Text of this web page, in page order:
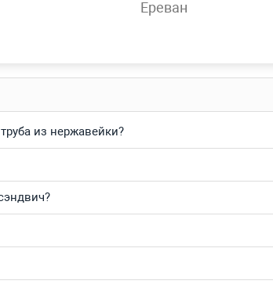
Ереван
в наличии на складе компании MetPromKo.
быструю доставку в любой регион СНГ.
из нержавейки?